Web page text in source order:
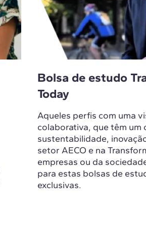
Bolsa de estudo
Today
Aqueles perfis com uma
colaborativa, que têm um
sustentabilidade,
setor AECO e na
empresas ou da
para estas bolsas de
exclusivas.